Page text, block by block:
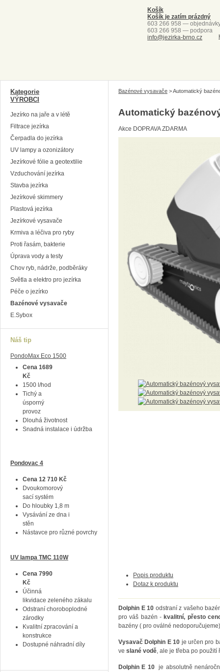
Košík
Košík je zatím prázdný
603 266 958 —
603 266 958 — podpora
info@jezirka-brno.cz
Bazénové vysavače >Automatický
Automatický
Akce DOPRAVA ZDARMA
Popis produktu
Dotaz k produktu
Dolphin E 10 odstraní z vašeho
pro váš bazén - kvalitní, přesto
bazény ( pro oválné
Vysavač Dolphin E 10 je určen pro
ve slané vodě, ale je třeba po použití
Dolphin E 10je absolutně
Kategorie
VÝROBCI
Jezírko na jaře a v létě
Filtrace jezírka
Čerpadla do jezírka
UV lampy a ozonizátory
Jezírkové fólie a geotextilie
Vzduchování jezírka
Stavba jezírka
Jezírkové skimmery
Plastová jezírka
Jezírkové vysavače
Krmiva a léčiva pro ryby
Proti řasám, bakterie
Úprava vody a testy
Chov ryb, nádrže, podběráky
Světla a elektro pro jezírka
Péče o jezírko
Bazénové vysavače
E.Sybox
Náš tip
PondoMax Eco 1500
Cena 1689
Kč
1500 l/hod
Tichý a
úsporný
provoz
Dlouhá životnost
Snadná instalace i údržba
Pondovac 4
Cena 12 710 Kč
Dvoukomorový
sací systém
Do hloubky 1,8 m
Vysávání ze dna i
stěn
Nástavce pro různé povrchy
UV lampa TMC 110W
Cena 7990
Kč
Účinná
likvidace zeleného zákalu
Odstraní choroboplodné
zárodky
Kvalitní zpracování a
konstrukce
Dostupné náhradní díly